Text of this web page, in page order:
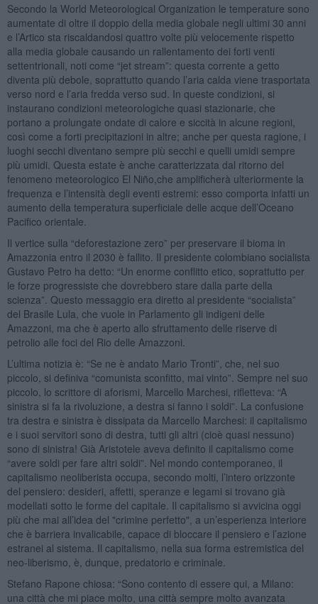
Secondo la World Meteorological Organization le temperature sono
aumentate di oltre il doppio della media globale negli ultimi 30 anni
e l’Artico sta riscaldandosi quattro volte più velocemente rispetto
alla media globale causando un rallentamento dei forti venti
settentrionali, noti come “jet stream”: questa corrente a getto
diventa più debole, soprattutto quando l’aria calda viene trasportata
verso nord e l’aria fredda verso sud. In queste condizioni, si
instaurano condizioni meteorologiche quasi stazionarie, che
portano a prolungate ondate di calore e siccità in alcune regioni,
così come a forti precipitazioni in altre; anche per questa ragione, i
luoghi secchi diventano sempre più secchi e quelli umidi sempre
più umidi. Questa estate è anche caratterizzata dal ritorno del
fenomeno meteorologico El Niño,che amplificherà ulteriormente la
frequenza e l’intensità degli eventi estremi: esso comporta infatti un
aumento della temperatura superficiale delle acque dell’Oceano
Pacifico orientale.
Il vertice sulla “deforestazione zero” per preservare il bioma in
Amazzonia entro il 2030 è fallito. Il presidente colombiano socialista
Gustavo Petro ha detto: “Un enorme conflitto etico, soprattutto per
le forze progressiste che dovrebbero stare dalla parte della
scienza”. Questo messaggio era diretto al presidente “socialista”
del Brasile Lula, che vuole in Parlamento gli indigeni delle
Amazzoni, ma che è aperto allo sfruttamento delle riserve di
petrolio alle foci del Rio delle Amazzoni.
L’ultima notizia è: “Se ne è andato Mario Tronti”, che, nel suo
piccolo, si definiva “comunista sconfitto, mai vinto”. Sempre nel suo
piccolo, lo scrittore di aforismi, Marcello Marchesi, rifletteva: “A
sinistra si fa la rivoluzione, a destra si fanno i soldi”. La confusione
tra destra e sinistra è dissipata da Marcello Marchesi: il capitalismo
e i suoi servitori sono di destra, tutti gli altri (cioè quasi nessuno)
sono di sinistra! Già Aristotele aveva definito il capitalismo come
“avere soldi per fare altri soldi”. Nel mondo contemporaneo, il
capitalismo neoliberista occupa, secondo molti, l’intero orizzonte
del pensiero: desideri, affetti, speranze e legami si trovano già
modellati sotto le forme del capitale. Il capitalismo si avvicina oggi
più che mai all’idea del "crimine perfetto", a un’esperienza interiore
che è barriera invalicabile, capace di bloccare il pensiero e l’azione
estranei al sistema. Il capitalismo, nella sua forma estremistica del
neo-liberismo, è, dunque, predatorio e criminale.
Stefano Rapone chiosa: “Sono contento di essere qui, a Milano:
una città che mi piace molto, una città sempre molto avanzata